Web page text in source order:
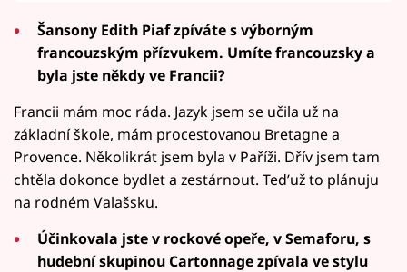
Šansony Edith Piaf zpíváte s výborným
francouzským přízvukem. Umíte francouzsky a
byla jste někdy ve Francii?
Francii mám moc ráda. Jazyk jsem se učila už na
základní škole, mám procestovanou Bretagne a
Provence. Několikrát jsem byla v Paříži. Dřív jsem tam
chtěla dokonce bydlet a zestárnout. Ted’už to plánuju
na rodném Valašsku.
Účinkovala jste v rockové opeře, v Semaforu, s
hudební skupinou Cartonnage zpívala ve stylu